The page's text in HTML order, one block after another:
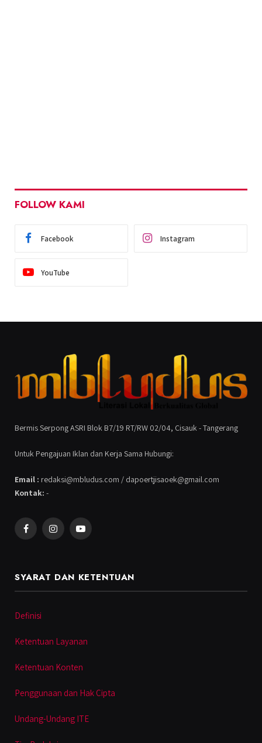
FOLLOW KAMI
Facebook Instagram
YouTube
Bermis Serpong ASRI Blok B7/19 RT/RW 02/04, Cisauk - Tangerang
Untuk Pengajuan Iklan dan Kerja Sama Hubungi:
Email : redaksi@mbludus.com / dapoertjisaoek@gmail.com
Kontak: -
FacebookInstagramYouTube
SYARAT DAN KETENTUAN
Definisi
Ketentuan Layanan
Ketentuan Konten
Penggunaan dan Hak Cipta
Undang-Undang ITE